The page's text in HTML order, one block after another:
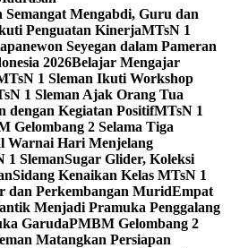
Semangat Mengabdi, Guru dan
Penguatan KinerjaMTsN 1
Seyegan dalam Pameran
2026Belajar Mengajar
1 Sleman Ikuti Workshop
1 Sleman Ajak Orang Tua
Kegiatan PositifMTsN 1
Gelombang 2 Selama Tiga
Warnai Hari Menjelang
1 SlemanSugar Glider, Koleksi
Sidang Kenaikan Kelas MTsN 1
dan Perkembangan MuridEmpat
Menjadi Pramuka Penggalang
GarudaPMBM Gelombang 2
Matangkan Persiapan